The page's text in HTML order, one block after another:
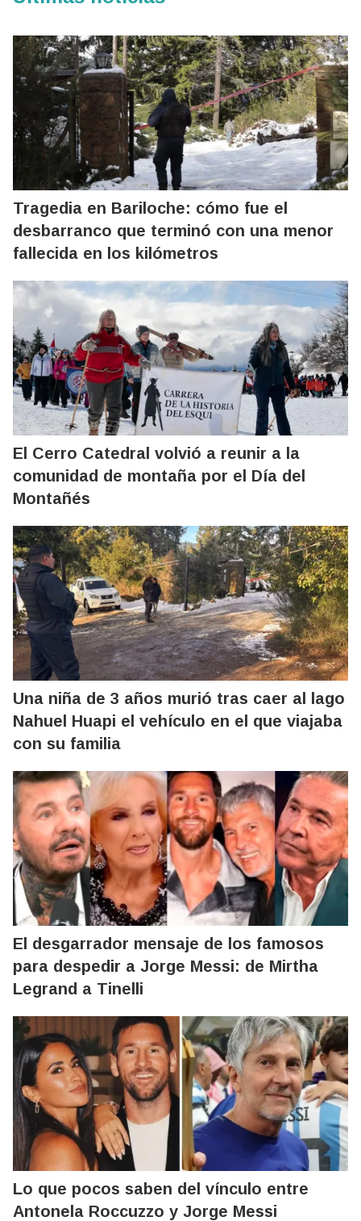
Tragedia en Bariloche: cómo fue el
desbarranco que terminó con una menor
fallecida en los kilómetros
El Cerro Catedral volvió a reunir a la
comunidad de montaña por el Día del
Montañés
Una niña de 3 años murió tras caer al lago
Nahuel Huapi el vehículo en el que viajaba
con su familia
El desgarrador mensaje de los famosos
para despedir a Jorge Messi: de Mirtha
Legrand a Tinelli
Lo que pocos saben del vínculo entre
Antonela Roccuzzo y Jorge Messi